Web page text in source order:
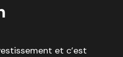
et c’est